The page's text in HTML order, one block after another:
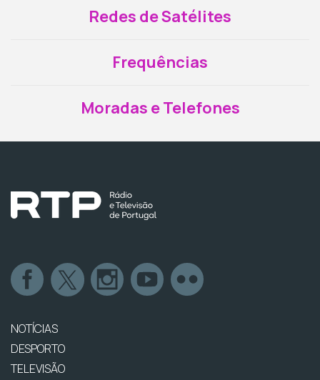
Redes de Satélites
Frequências
Moradas e Telefones
NOTÍCIAS
DESPORTO
TELEVISÃO